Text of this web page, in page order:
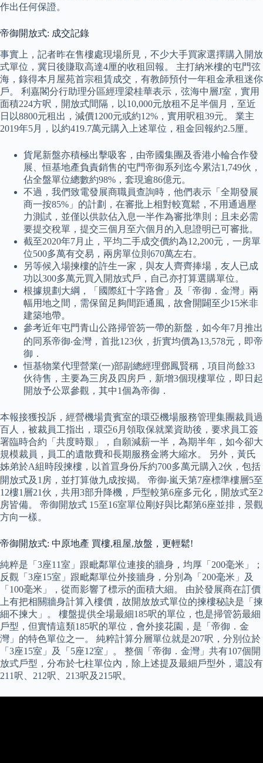
作出任何保證。
帝御開放式: 成交記錄
事實上，記者昨在售樓處現場所見，不少大手買家選擇購入開放
式單位，冀日後賺取高達4厘的收租回報。 主打納米樓的屯門弦
海，錄得本月屋苑首宗租賃成交，有教師預付一年租金承租迷你
戶。 利嘉閣分行助理分區經理梁桂華表示，弦海中層J室，實用
面積224方呎，開放式間隔，以10,000元放租不足半個月，至近
日以8800元租出，減價1200元或約12%，實用呎租39元。 業主
2019年5月，以約419.7萬元購入上述單位，租金回報約2.5厘。
貨尾新盤亦積極出擊吸客，由帝國集團及香港小輪合作發
展、恒基地產負責銷售的屯門帝御系列迄今累沽1,749伙，
佔全盤單位總數約98%，套現逾86億元。
不過，我們致電發展商職員查詢時，他們表示「全期發展
商一按85%」的計劃，在審批上相對較寬鬆，不用通過壓
力測試，並僅以供款佔入息一半作為審批準則；且未必需
要提交稅單，提交三個月至六個月的入息證明已可審批。
截至2020年7月止，平均二手成交價約為12,200元，一房單
位500多萬有交易，兩房單位則670萬左右。
另等候入場揀樓的許生一家，與友人齊齊捧場，友人已成
功以300多萬元買入開放式戶，自己亦打算選購單位。
根據規劃大綱，「國際紅十字路會」及「帝御．金灣」兩
幅用地之間，需保留足夠間距通風，故會開闢至少15米非
建築地帶。
參考近年屯門青山公路掃管笏一帶的新盤，如今年7月推出
的同系帝御‧金灣，首批123伙，折實均價為13,578元，即帝
御．
恒基物業代理營業(一)部副總經理鄧鳳賢稱，項目尚餘33
伙待售，主要為三房及四房戶，新增3個現樓單位，即日起
開放予公眾參觀，其中1個為帝御．
本報接獲投訴，經營機場貴賓室的環亞機場服務管理集團裁員過
百人，被裁員工指出，環亞6月領取保就業資助後，要求員工簽
署臨時合約「共度時艱」，自願減薪一半，為期半年，如今卻大
規模裁員，員工的遺散費和長期服務金將大縮水。 另外，黃氏
姊弟於A組時段揀樓，以首罝身份斥約700多萬元購入2伙，包括
開放式及1房，並打算做九成按揭。 帝御‧嵐天第7座標準樓層5至
12樓1層21伙，共用3部升降機，戶型較第6座多元化，開放式至2
房皆備。 帝御開放式 15至16室單位剛好與比鄰第6座並排，景觀
方向一樣。
帝御開放式: 中原地產 買樓,租屋,放盤，更輕鬆!
純粹是「3座11室」跟毗鄰單位連接的牆身，均厚「200毫米」；
反觀「3座15室」跟毗鄰單位外接牆身，分別為「200毫米」及
「100毫米」，從而影響了標示的面積大細。 由於發展商在訂價
上有把相關牆身計算入樓價，故開放放式單位的揀樓秘訣是「揀
細不揀大」。 樓盤提供全場最細185呎的單位，也是掃管笏最細
戶型，但實情這類185呎的單位，會外接花園，是「帝御．金
灣」的特色單位之一。 純粹計算分層單位就是207呎，分別位於
「3座15室」及「5座12室」。 整個「帝御．金灣」共有107個開
放式戶型，分布於七柱單位內，除上述提及最細戶型外，還設有
211呎、212呎、213呎及215呎。